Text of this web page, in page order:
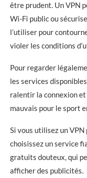
être prudent. Un VPN
Wi-Fi public ou
l’utiliser pour
violer les conditions
Pour regarder
les services
ralentir la connexion
mauvais pour le sport
Si vous utilisez un
choisissez un service
gratuits douteux, qui
afficher des publicités.